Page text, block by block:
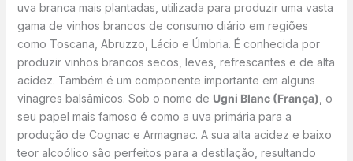
uva branca mais plantadas, utilizada para produzir uma vasta
gama de vinhos brancos de consumo diário em regiões
como Toscana, Abruzzo, Lácio e Úmbria. É conhecida por
produzir vinhos brancos secos, leves, refrescantes e de alta
acidez. Também é um componente importante em alguns
vinagres balsâmicos. Sob o nome de Ugni Blanc (França) , o
seu papel mais famoso é como a uva primária para a
produção de Cognac e Armagnac. A sua alta acidez e baixo
teor alcoólico são perfeitos para a destilação, resultando